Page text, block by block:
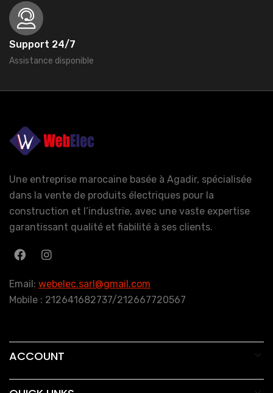
Support 24/7
Assistance disponible
Une entreprise marocaine basée à Agadir, spécialisée
dans la vente de produits électriques pour la
construction et l’industrie, avec une vaste expertise
garantissant qualité et fiabilité à ses clients.
Email: webelec.sarl@gmail.com
Mobile : 212641682737/212667720567
ACCOUNT